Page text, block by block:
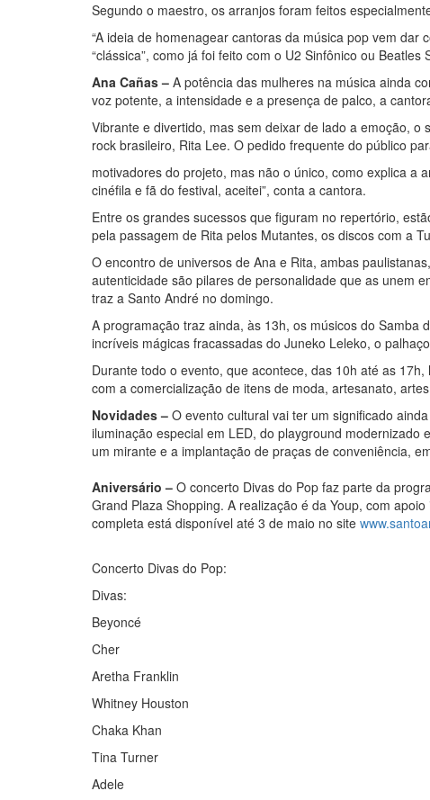
Segundo o maestro, os arranjos foram feitos
“A ideia de homenagear cantoras da música pop vem
“clássica”, como já foi feito com o U2 Sinfônico ou Beatles
Ana Cañas – A potência das mulheres na música ainda
voz potente, a intensidade e a presença de palco, a
Vibrante e divertido, mas sem deixar de lado a emoção,
rock brasileiro, Rita Lee. O pedido frequente do público
motivadores do projeto, mas não o único, como explica a
cinéfila e fã do festival, aceitei”, conta a cantora.
Entre os grandes sucessos que figuram no repertório,
pela passagem de Rita pelos Mutantes, os discos com a
O encontro de universos de Ana e Rita, ambas
autenticidade são pilares de personalidade que as unem
traz a Santo André no domingo.
A programação traz ainda, às 13h, os músicos do Samba
incríveis mágicas fracassadas do Juneko Leleko, o
Durante todo o evento, que acontece, das 10h até as
com a comercialização de itens de moda, artesanato,
Novidades – O evento cultural vai ter um significado
iluminação especial em LED, do playground
um mirante e a implantação de praças de conveniência,
Aniversário – O concerto Divas do Pop faz parte da
Grand Plaza Shopping. A realização é da Youp, com
completa está disponível até 3 de maio no site
Concerto Divas do Pop:
Divas:
Beyoncé
Cher
Aretha Franklin
Whitney Houston
Chaka Khan
Tina Turner
Adele